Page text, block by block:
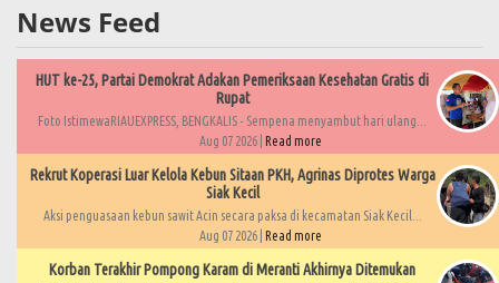
News Feed
HUT ke-25, Partai Demokrat Adakan Pemeriksaan Kesehatan Gratis di
Rupat
Foto IstimewaRIAUEXPRESS, BENGKALIS - Sempena menyambut hari ulang...
Aug 07 2026 | Read more
Rekrut Koperasi Luar Kelola Kebun Sitaan PKH, Agrinas Diprotes Warga
Siak Kecil
Aksi penguasaan kebun sawit Acin secara paksa di kecamatan Siak Kecil...
Aug 07 2026 | Read more
Korban Terakhir Pompong Karam di Meranti Akhirnya Ditemukan